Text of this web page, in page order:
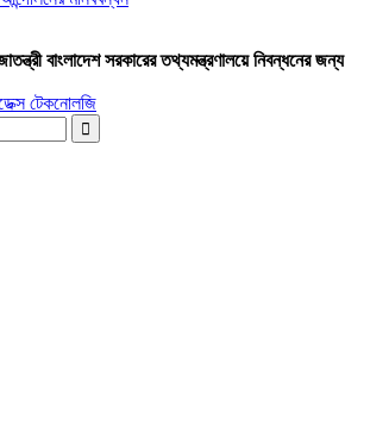
বাংলাদেশ সরকারের তথ্যমন্ত্রণালয়ে নিবন্ধনের জন্য
টেকনোলজি